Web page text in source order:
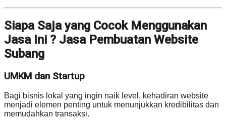
Siapa Saja yang Cocok Menggunakan
Jasa Ini ? Jasa Pembuatan Website
Subang
UMKM dan Startup
Bagi bisnis lokal yang ingin naik level, kehadiran website
menjadi elemen penting untuk menunjukkan kredibilitas dan
memudahkan transaksi.